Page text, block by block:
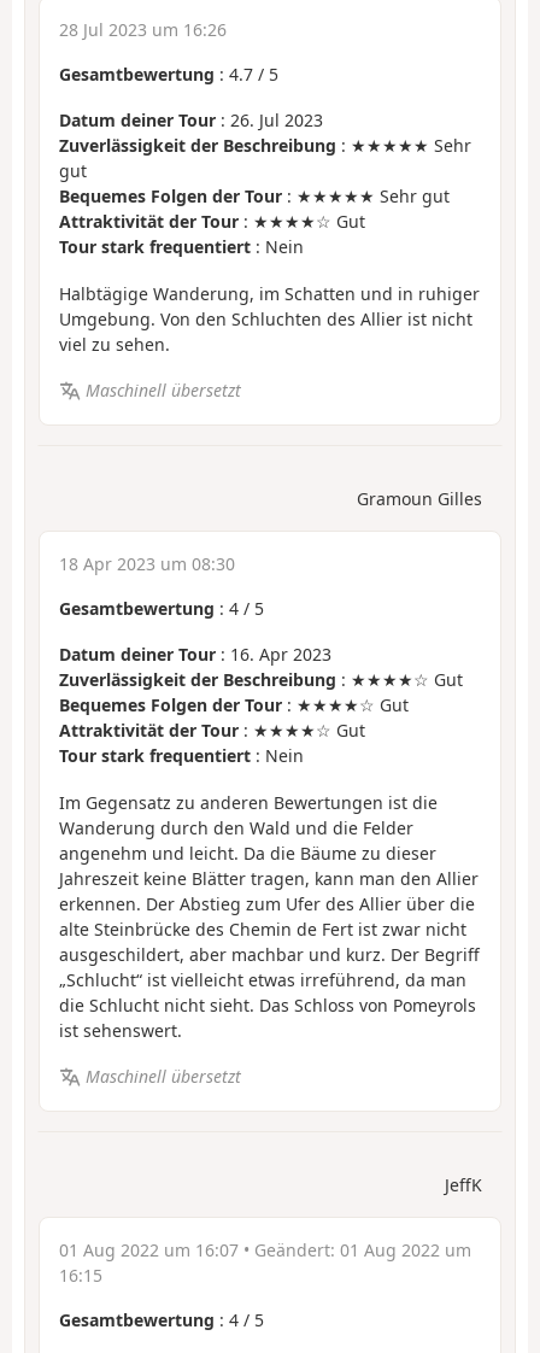
28 Jul 2023 um 16:26
Gesamtbewertung : 4.7 / 5
Datum deiner Tour : 26. Jul 2023
Zuverlässigkeit der Beschreibung : ★★★★★ Sehr
gut
Bequemes Folgen der Tour : ★★★★★ Sehr gut
Attraktivität der Tour : ★★★★☆ Gut
Tour stark frequentiert : Nein
Halbtägige Wanderung, im Schatten und in ruhiger
Umgebung. Von den Schluchten des Allier ist nicht
viel zu sehen.
Maschinell übersetzt
Gramoun Gilles
18 Apr 2023 um 08:30
Gesamtbewertung : 4 / 5
Datum deiner Tour : 16. Apr 2023
Zuverlässigkeit der Beschreibung : ★★★★☆ Gut
Bequemes Folgen der Tour : ★★★★☆ Gut
Attraktivität der Tour : ★★★★☆ Gut
Tour stark frequentiert : Nein
Im Gegensatz zu anderen Bewertungen ist die
Wanderung durch den Wald und die Felder
angenehm und leicht. Da die Bäume zu dieser
Jahreszeit keine Blätter tragen, kann man den Allier
erkennen. Der Abstieg zum Ufer des Allier über die
alte Steinbrücke des Chemin de Fert ist zwar nicht
ausgeschildert, aber machbar und kurz. Der Begriff
„Schlucht“ ist vielleicht etwas irreführend, da man
die Schlucht nicht sieht. Das Schloss von Pomeyrols
ist sehenswert.
Maschinell übersetzt
JeffK
01 Aug 2022 um 16:07 • Geändert: 01 Aug 2022 um
16:15
Gesamtbewertung : 4 / 5